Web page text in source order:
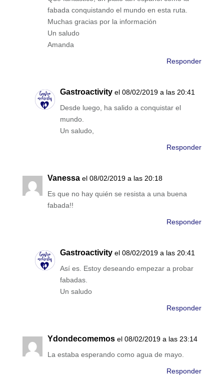
fabada conquistando el mundo en esta ruta.
Muchas gracias por la información
Un saludo
Amanda
Responder
Gastroactivity el 08/02/2019 a las 20:41
Desde luego, ha salido a conquistar el
mundo.
Un saludo,
Responder
Vanessa el 08/02/2019 a las 20:18
Es que no hay quién se resista a una buena
fabada!!
Responder
Gastroactivity el 08/02/2019 a las 20:41
Así es. Estoy deseando empezar a probar
fabadas.
Un saludo
Responder
Ydondecomemos el 08/02/2019 a las 23:14
La estaba esperando como agua de mayo.
Responder